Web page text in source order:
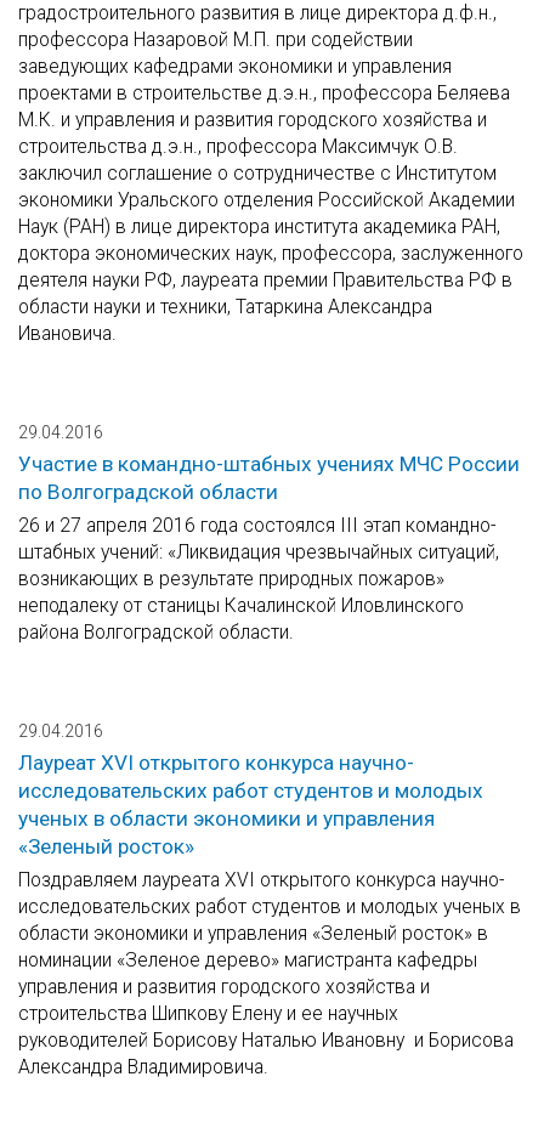
градостроительного развития в лице директора д.ф.н.,
профессора Назаровой М.П. при содействии
заведующих кафедрами экономики и управления
проектами в строительстве д.э.н., профессора Беляева
М.К. и управления и развития городского хозяйства и
строительства д.э.н., профессора Максимчук О.В.
заключил соглашение о сотрудничестве с Институтом
экономики Уральского отделения Российской Академии
Наук (РАН) в лице директора института академика РАН,
доктора экономических наук, профессора, заслуженного
деятеля науки РФ, лауреата премии Правительства РФ в
области науки и техники, Татаркина Александра
Ивановича.
29.04.2016
Участие в командно-штабных учениях МЧС России
по Волгоградской области
26 и 27 апреля 2016 года состоялся III этап командно-
штабных учений: «Ликвидация чрезвычайных ситуаций,
возникающих в результате природных пожаров»
неподалеку от станицы Качалинской Иловлинского
района Волгоградской области.
29.04.2016
Лауреат XVI открытого конкурса научно-
исследовательских работ студентов и молодых
ученых в области экономики и управления
«Зеленый росток»
Поздравляем лауреата XVI открытого конкурса научно-
исследовательских работ студентов и молодых ученых в
области экономики и управления «Зеленый росток» в
номинации «Зеленое дерево» магистранта кафедры
управления и развития городского хозяйства и
строительства Шипкову Елену и ее научных
руководителей Борисову Наталью Ивановну и Борисова
Александра Владимировича.